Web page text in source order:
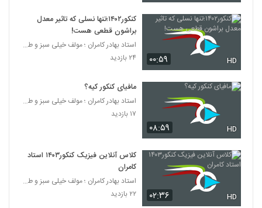
۰۰:۵۹ HD
کنکور۱۴۰۲؛تنها نسلی که تاثیر معدل
براشون قطعی هست!
استاد بهادر کامران ؛ مولف خیلی سبز و طراح قلم چی
۲۴ بازدید
۰۸:۵۹ HD
مافیای کنکور کیه؟
استاد بهادر کامران ؛ مولف خیلی سبز و طراح قلم چی
۱۷ بازدید
۰۲:۳۶ HD
کلاس آنلاین فیزیک کنکور۱۴۰۳ استاد
کامران
استاد بهادر کامران ؛ مولف خیلی سبز و طراح قلم چی
۲۲ بازدید